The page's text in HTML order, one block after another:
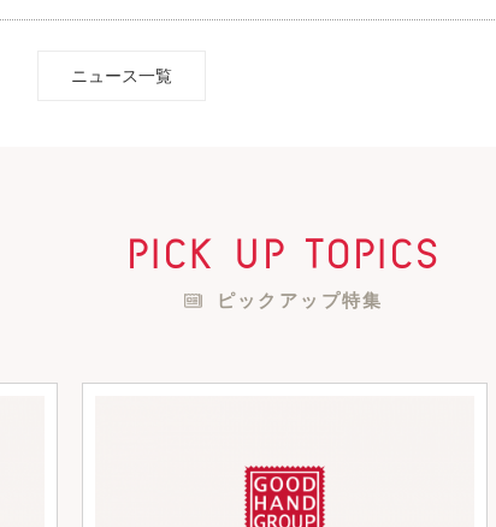
ニュース一覧
pick up topics
ピックアップ特集